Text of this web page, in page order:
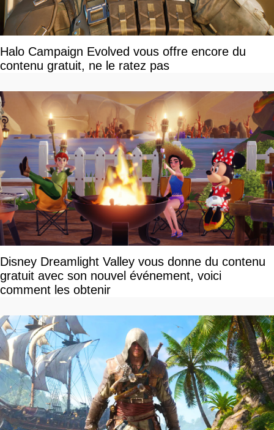
Halo Campaign Evolved vous offre encore du
contenu gratuit, ne le ratez pas
Disney Dreamlight Valley vous donne du contenu
gratuit avec son nouvel événement, voici
comment les obtenir